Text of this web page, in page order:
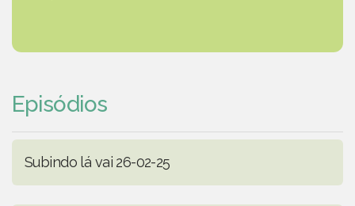
Episódios
Subindo lá vai 26-02-25